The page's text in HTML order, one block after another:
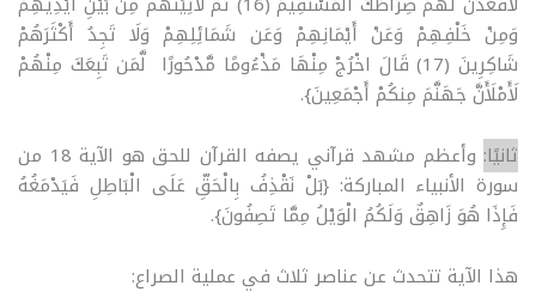
وَمِنْ خَلْفِهِمْ وَعَنْ أَيْمَانِهِمْ وَعَن شَمَائِلِهِمْ وَلَا تَجِدُ أَكْثَرَهُمْ
شَاكِرِينَ (17) قَالَ اخْرُجْ مِنْهَا مَذْءُومًا مَّدْحُورًا لَّمَن تَبِعَكَ مِنْهُمْ
لَأَمْلَأَنَّ جَهَنَّمَ مِنكُمْ أَجْمَعِينَ}.
ثانيًا:
وأعظم مشهد قرآني يصفه القرآن للحق هو الآية 18 من
سورة الأنبياء المباركة: {بَلْ نَقْذِفُ بِالْحَقِّ عَلَى الْبَاطِلِ فَيَدْمَغُهُ
فَإِذَا هُوَ زَاهِقٌ وَلَكُمُ الْوَيْلُ مِمَّا تَصِفُونَ}.
هذا الآية تتحدث عن عناصر ثلاث في عملية الصراع: